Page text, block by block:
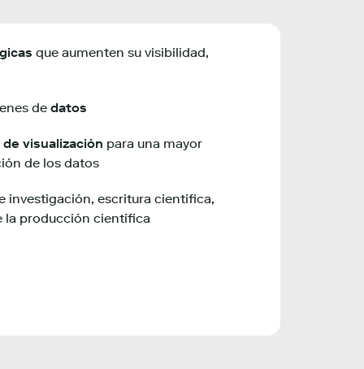
que aumenten su visibilidad,
de datos
visualización para una mayor
de los datos
investigación, escritura científica,
la producción científica